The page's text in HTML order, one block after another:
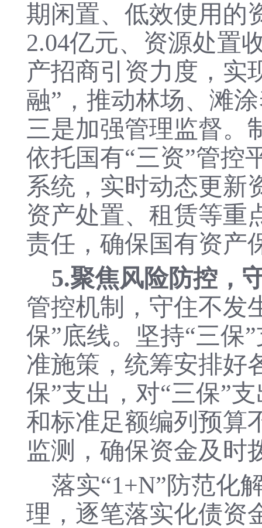
期闲置、低效使用的
2.04亿元、资源处置
产招商引资力度，实
融”，推动林场、滩
三是加强管理监督。
依托国有“三资”管控
系统，实时动态更新
资产处置、租赁等重
责任，确保国有资产
5.聚焦风险防控，
管控机制，守住不发
保”底线。坚持“三保
准施策，统筹安排好
保”支出，对“三保”
和标准足额编列预算
监测，确保资金及时
落实“1+N”防范化
理，逐笔落实化债资